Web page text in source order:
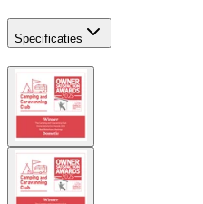
Specificaties